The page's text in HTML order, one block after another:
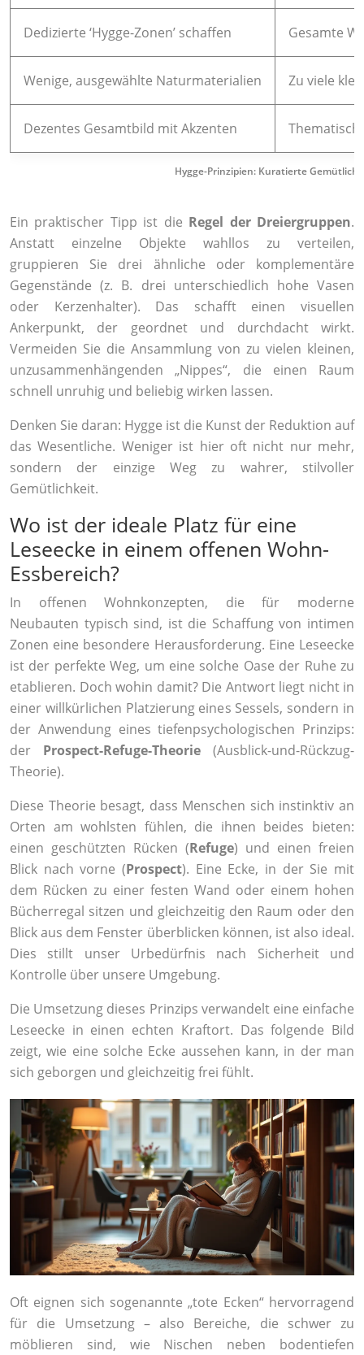
Hygge-Prinzipien: Kuratierte
Dedizierte ‘Hygge-Zonen’ schaffen Gesamte
Wenige, ausgewählte Naturmaterialien Zu viele
Dezentes Gesamtbild mit Akzenten
Ein praktischer Tipp ist die Regel der Dreiergruppen.
Anstatt einzelne Objekte wahllos zu verteilen,
gruppieren Sie drei ähnliche oder komplementäre
Gegenstände (z. B. drei unterschiedlich hohe Vasen
oder Kerzenhalter). Das schafft einen visuellen
Ankerpunkt, der geordnet und durchdacht wirkt.
Vermeiden Sie die Ansammlung von zu vielen kleinen,
unzusammenhängenden „Nippes“, die einen Raum
schnell unruhig und beliebig wirken lassen.
Denken Sie daran: Hygge ist die Kunst der Reduktion auf
das Wesentliche. Weniger ist hier oft nicht nur mehr,
sondern der einzige Weg zu wahrer, stilvoller
Gemütlichkeit.
Wo ist der ideale Platz für eine
Leseecke in einem offenen Wohn-
Essbereich?
In offenen Wohnkonzepten, die für moderne
Neubauten typisch sind, ist die Schaffung von intimen
Zonen eine besondere Herausforderung. Eine Leseecke
ist der perfekte Weg, um eine solche Oase der Ruhe zu
etablieren. Doch wohin damit? Die Antwort liegt nicht in
einer willkürlichen Platzierung eines Sessels, sondern in
der Anwendung eines tiefenpsychologischen Prinzips:
der Prospect-Refuge-Theorie (Ausblick-und-Rückzug-
Theorie).
Diese Theorie besagt, dass Menschen sich instinktiv an
Orten am wohlsten fühlen, die ihnen beides bieten:
einen geschützten Rücken (Refuge) und einen freien
Blick nach vorne (Prospect). Eine Ecke, in der Sie mit
dem Rücken zu einer festen Wand oder einem hohen
Bücherregal sitzen und gleichzeitig den Raum oder den
Blick aus dem Fenster überblicken können, ist also ideal.
Dies stillt unser Urbedürfnis nach Sicherheit und
Kontrolle über unsere Umgebung.
Die Umsetzung dieses Prinzips verwandelt eine einfache
Leseecke in einen echten Kraftort. Das folgende Bild
zeigt, wie eine solche Ecke aussehen kann, in der man
sich geborgen und gleichzeitig frei fühlt.
Oft eignen sich sogenannte „tote Ecken“ hervorragend
für die Umsetzung – also Bereiche, die schwer zu
möblieren sind, wie Nischen neben bodentiefen